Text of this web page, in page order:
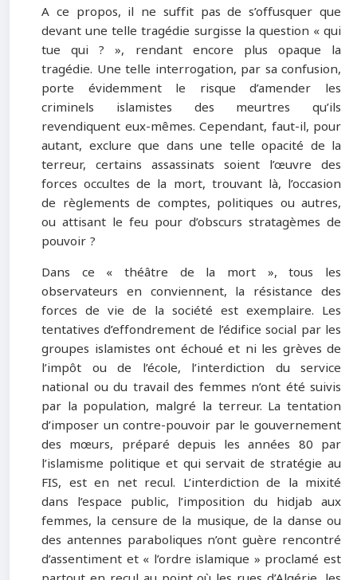
A ce propos, il ne suffit pas de s’offusquer que
devant une telle tragédie surgisse la question « qui
tue qui ? », rendant encore plus opaque la
tragédie. Une telle interrogation, par sa confusion,
porte évidemment le risque d’amender les
criminels islamistes des meurtres qu’ils
revendiquent eux-mêmes. Cependant, faut-il, pour
autant, exclure que dans une telle opacité de la
terreur, certains assassinats soient l’œuvre des
forces occultes de la mort, trouvant là, l’occasion
de règlements de comptes, politiques ou autres,
ou attisant le feu pour d’obscurs stratagèmes de
pouvoir ?
Dans ce « théâtre de la mort », tous les
observateurs en conviennent, la résistance des
forces de vie de la société est exemplaire. Les
tentatives d’effondrement de l’édifice social par les
groupes islamistes ont échoué et ni les grèves de
l’impôt ou de l’école, l’interdiction du service
national ou du travail des femmes n’ont été suivis
par la population, malgré la terreur. La tentation
d’imposer un contre-pouvoir par le gouvernement
des mœurs, préparé depuis les années 80 par
l’islamisme politique et qui servait de stratégie au
FIS, est en net recul. L’interdiction de la mixité
dans l’espace public, l’imposition du hidjab aux
femmes, la censure de la musique, de la danse ou
des antennes paraboliques n’ont guère rencontré
d’assentiment et « l’ordre islamique » proclamé est